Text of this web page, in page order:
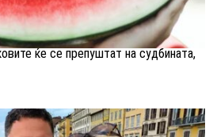
ќе се препуштат на судбината,